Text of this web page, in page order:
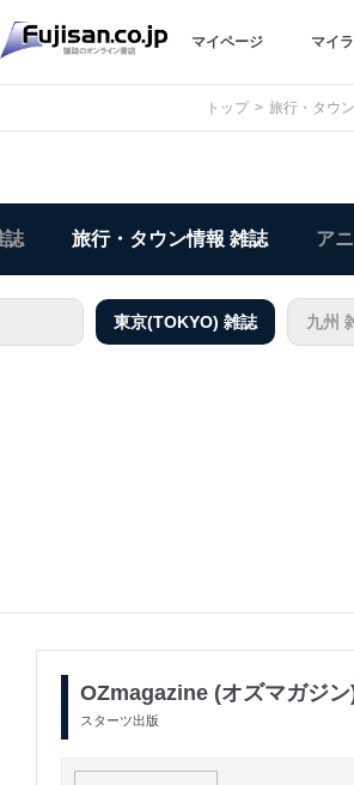
マイページ マイ
トップ 旅行・タウ
誌 旅行・タウン情報 雑誌 ア
東京(TOKYO) 雑誌 九州
OZmagazine (オズマガジン
スターツ出版